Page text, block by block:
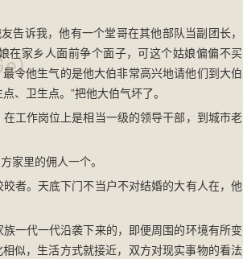
诉我，他有一个堂哥在其他部队当副团长，
在家乡人面前争个面子，可这个姑娘偏偏不买
令他生气的是他大伯非常高兴地请他们到大伯
、卫生点。”把他大伯气坏了。
工作岗位上是相当一级的领导干部，到城市老
家里的佣人一个。
者。天底下门不当户不对结婚的大有人在，他
一代一代沿袭下来的，即便周围的环境有所变
似，生活方式就接近，双方对现实事物的看法